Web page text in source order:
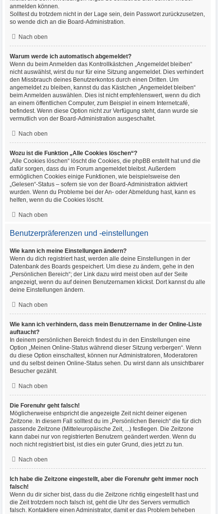
anmelden können.
Solltest du trotzdem nicht in der Lage sein, dein Passwort zurückzusetzen,
so wende dich an die Board-Administration.
Nach oben
Warum werde ich automatisch abgemeldet?
Wenn du beim Anmelden das Kontrollkästchen „Angemeldet bleiben“
nicht auswählst, wirst du nur für eine Sitzung angemeldet. Dies verhindert
den Missbrauch deines Benutzerkontos durch einen Dritten. Um
angemeldet zu bleiben, kannst du das Kästchen „Angemeldet bleiben“
beim Anmelden auswählen. Dies ist nicht empfehlenswert, wenn du dich
an einem öffentlichen Computer, zum Beispiel in einem Internetcafé,
befindest. Wenn diese Option nicht zur Verfügung steht, dann wurde sie
vermutlich von der Board-Administration ausgeschaltet.
Nach oben
Wozu ist die Funktion „Alle Cookies löschen“?
„Alle Cookies löschen“ löscht die Cookies, die phpBB erstellt hat und die
dafür sorgen, dass du im Forum angemeldet bleibst. Außerdem
ermöglichen Cookies einige Funktionen, wie beispielsweise den
„Gelesen“-Status – sofern sie von der Board-Administration aktiviert
wurden. Wenn du Probleme bei der An- oder Abmeldung hast, kann es
helfen, wenn du die Cookies löscht.
Nach oben
Benutzerpräferenzen und -einstellungen
Wie kann ich meine Einstellungen ändern?
Wenn du dich registriert hast, werden alle deine Einstellungen in der
Datenbank des Boards gespeichert. Um diese zu ändern, gehe in den
„Persönlichen Bereich“; der Link dazu wird meist oben auf der Seite
angezeigt, wenn du auf deinen Benutzernamen klickst. Dort kannst du alle
deine Einstellungen ändern.
Nach oben
Wie kann ich verhindern, dass mein Benutzername in der Online-Liste
auftaucht?
In deinem persönlichen Bereich findest du in den Einstellungen eine
Option „Meinen Online-Status während dieser Sitzung verbergen“. Wenn
du diese Option einschaltest, können nur Administratoren, Moderatoren
und du selbst deinen Online-Status sehen. Du wirst dann als unsichtbarer
Besucher gezählt.
Nach oben
Die Forenuhr geht falsch!
Möglicherweise entspricht die angezeigte Zeit nicht deiner eigenen
Zeitzone. In diesem Fall solltest du im „Persönlichen Bereich“ die für dich
passende Zeitzone (Mitteleuropäische Zeit, ...) festlegen. Die Zeitzone
kann dabei nur von registrierten Benutzern geändert werden. Wenn du
noch nicht registriert bist, ist dies ein guter Grund, dies jetzt zu tun.
Nach oben
Ich habe die Zeitzone eingestellt, aber die Forenuhr geht immer noch
falsch!
Wenn du dir sicher bist, dass du die Zeitzone richtig eingestellt hast und
die Zeit trotzdem noch falsch ist, geht die Uhr des Servers vermutlich
falsch. Kontaktiere einen Administrator, damit er das Problem beheben